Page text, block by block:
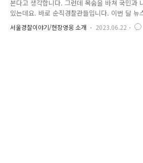
본다고 생각합니다. 그런데 목숨을 바쳐 국민과
있는데요. 바로 순직경찰관들입니다. 이번 달 뉴
희생한 경찰관들을 잊지 않으려는 경찰 동료들의
니다. 지난 10년간 순직경찰관은 155명 근무 중
서울경찰이야기/현장영웅 소개 2023.06.22